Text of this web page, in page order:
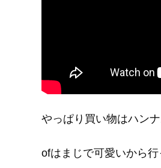
やっぱり買い物はハン
ofはまじで可愛いから行